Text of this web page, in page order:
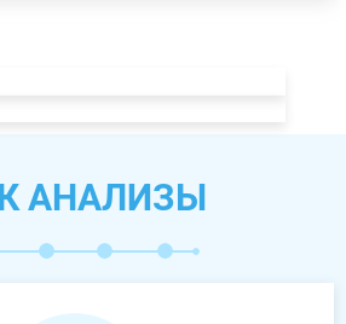
АНАЛИЗЫ